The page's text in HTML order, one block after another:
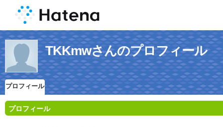
TKKmwさんのプロフィール
プロフィール
プロフィール